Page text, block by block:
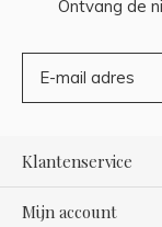
Ontvang de
Klantenservice
Mijn account